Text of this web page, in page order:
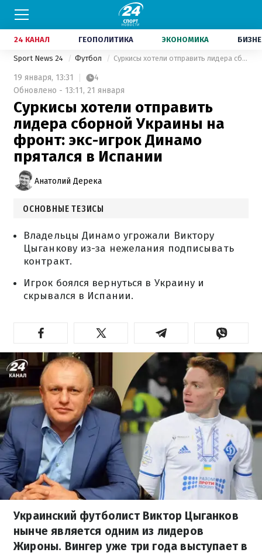
24 КАНАЛ ГЕОПОЛИТИКА ЭКОНОМИКА
Sport News 24 Футбол Суркисы хотели отправить лидера сборной Украины на фронт: экс-игрок Динамо прятался в Испании
19 января, 13:31
4
Обновлено - 13:11, 21 января
Суркисы хотели отправить
лидера сборной Украины на
фронт: экс-игрок Динамо
прятался в Испании
Анатолий Дерека
ОСНОВНЫЕ ТЕЗИСЫ
Владельцы Динамо угрожали Виктору
Цыганкову из-за нежелания подписывать
контракт.
Игрок боялся вернуться в Украину и
скрывался в Испании.
Украинский футболист Виктор Цыганков
нынче является одним из лидеров
Жироны. Вингер уже три года выступает в